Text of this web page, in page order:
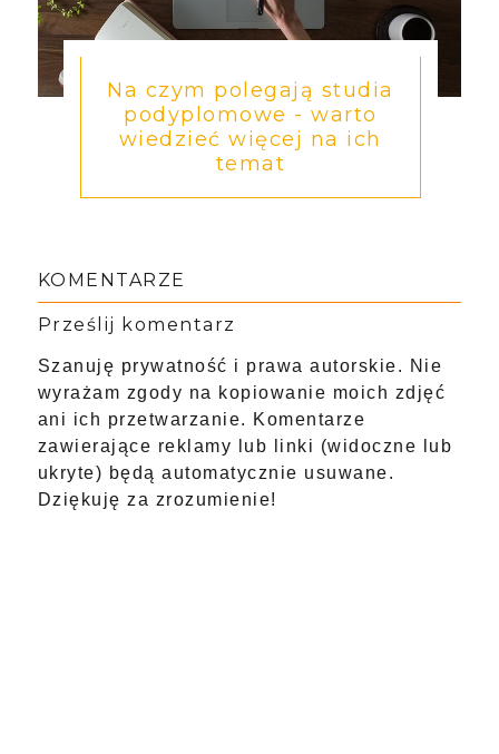
Na czym polegają studia
podyplomowe - warto
wiedzieć więcej na ich
temat
KOMENTARZE
Prześlij komentarz
Szanuję prywatność i prawa autorskie. Nie
wyrażam zgody na kopiowanie moich zdjęć
ani ich przetwarzanie. Komentarze
zawierające reklamy lub linki (widoczne lub
ukryte) będą automatycznie usuwane.
Dziękuję za zrozumienie!